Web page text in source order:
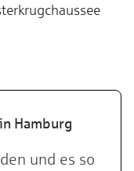
Hamburg
und es so